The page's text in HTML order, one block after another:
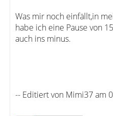
Was mir noch einfällt,in
habe ich eine Pause von
auch ins minus.
-- Editiert von Mimi37 am